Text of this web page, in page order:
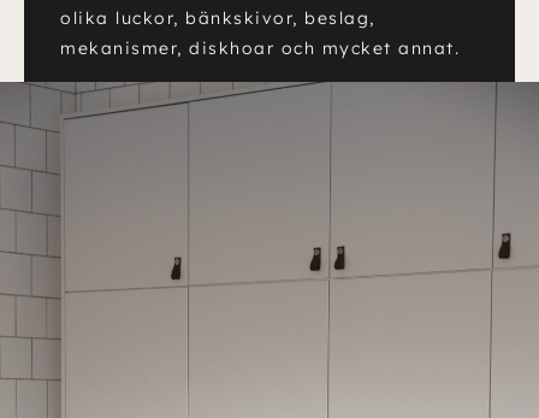
olika luckor, bänkskivor, beslag,
mekanismer, diskhoar och mycket annat.